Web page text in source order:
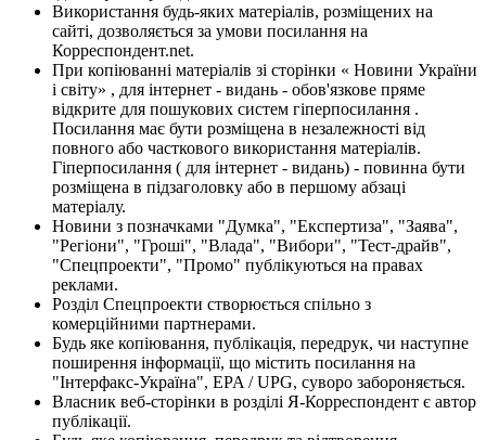
Використання будь-яких матеріалів, розміщених на
сайті, дозволяється за умови посилання на
Корреспондент.net.
При копіюванні матеріалів зі сторінки « Новини України
і світу» , для інтернет - видань - обов'язкове пряме
відкрите для пошукових систем гіперпосилання .
Посилання має бути розміщена в незалежності від
повного або часткового використання матеріалів.
Гіперпосилання ( для інтернет - видань) - повинна бути
розміщена в підзаголовку або в першому абзаці
матеріалу.
Новини з позначками "Думка", "Експертиза", "Заява",
"Регіони", "Гроші", "Влада", "Вибори", "Тест-драйв",
"Спецпроекти", "Промо" публікуються на правах
реклами.
Розділ Спецпроекти створюється спільно з
комерційними партнерами.
Будь яке копіювання, публікація, передрук, чи наступне
поширення інформації, що містить посилання на
"Інтерфакс-Україна", EPA / UPG, суворо забороняється.
Власник веб-сторінки в розділі Я-Корреспондент є автор
публікації.